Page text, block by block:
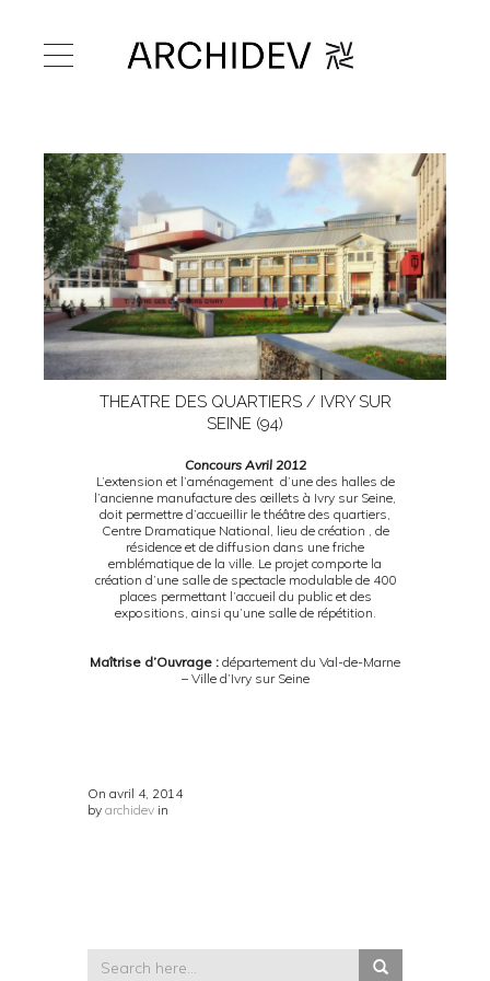
THEATRE DES QUARTIERS / IVRY SUR
SEINE (94)
Concours Avril 2012
L’extension et l’aménagement d’une des halles de
l’ancienne manufacture des œillets à Ivry sur Seine,
doit permettre d’accueillir le théâtre des quartiers,
Centre Dramatique National, lieu de création , de
résidence et de diffusion dans une friche
emblématique de la ville. Le projet comporte la
création d’une salle de spectacle modulable de 400
places permettant l’accueil du public et des
expositions, ainsi qu’une salle de répétition.
Maîtrise d’Ouvrage : département du Val-de-Marne
– Ville d’Ivry sur Seine
On avril 4, 2014
by archidev in